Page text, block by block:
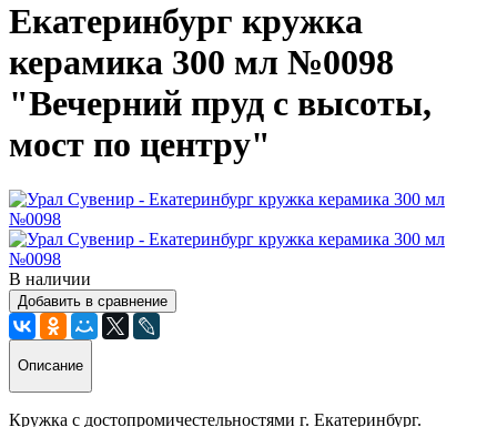
Екатеринбург кружка
керамика 300 мл №0098
"Вечерний пруд с высоты,
мост по центру"
В наличии
Добавить в сравнение
Описание
Кружка с достопромичестельностями г. Екатеринбург.